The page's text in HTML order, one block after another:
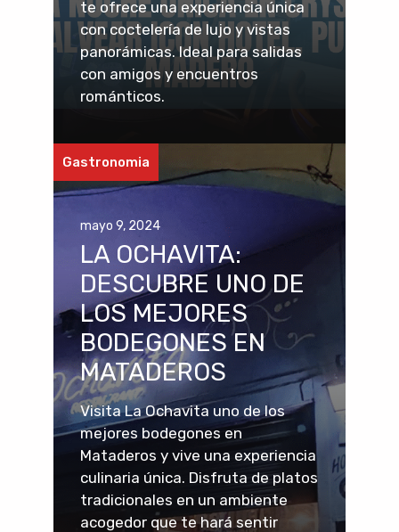
te ofrece una experiencia única
con coctelería de lujo y vistas
panorámicas. Ideal para salidas
con amigos y encuentros
románticos.
Gastronomia
mayo 9, 2024
LA OCHAVITA:
DESCUBRE UNO DE
LOS MEJORES
BODEGONES EN
MATADEROS
Visita La Ochavita uno de los
mejores bodegones en
Mataderos y vive una experiencia
culinaria única. Disfruta de platos
tradicionales en un ambiente
acogedor que te hará sentir